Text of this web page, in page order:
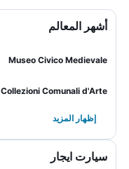
أشهر المعالم
Museo Civico Medievale
Collezioni Comunali d'Arte
إظهار المزيد
سيارت ايجار